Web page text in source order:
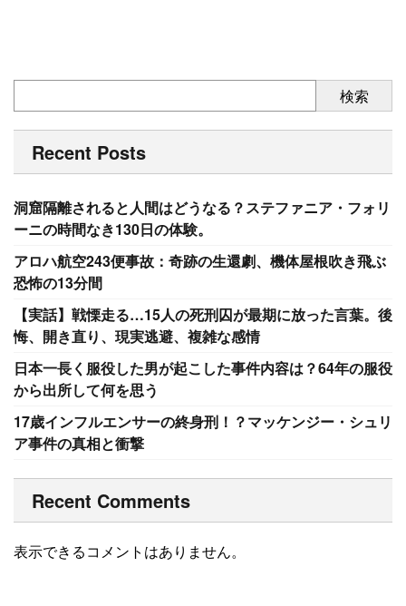
検索
Recent Posts
洞窟隔離されると人間はどうなる？ステファニア・フォリ
ーニの時間なき130日の体験。
アロハ航空243便事故：奇跡の生還劇、機体屋根吹き飛ぶ
恐怖の13分間
【実話】戦慄走る…15人の死刑囚が最期に放った言葉。後
悔、開き直り、現実逃避、複雑な感情
日本一長く服役した男が起こした事件内容は？64年の服役
から出所して何を思う
17歳インフルエンサーの終身刑！？マッケンジー・シュリ
ア事件の真相と衝撃
Recent Comments
表示できるコメントはありません。